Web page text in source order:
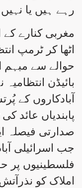
رہے ہیں یا
مغربی کنارے کے
اٹھا کر ٹرمپ
حوالے سے مبہم
بائیڈن
آبادکاروں کے
پابندیاں عائد کی
صدارتی فیصلہ
جب اسرائیلی
فلسطینیوں پر
املاک کو